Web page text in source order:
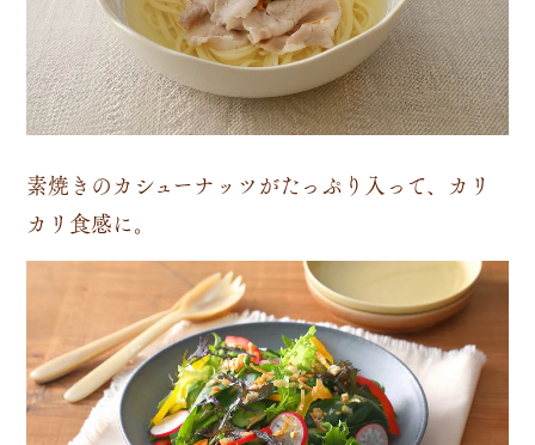
素焼きのカシューナッツがたっぷり入って、カリ
カリ食感に。